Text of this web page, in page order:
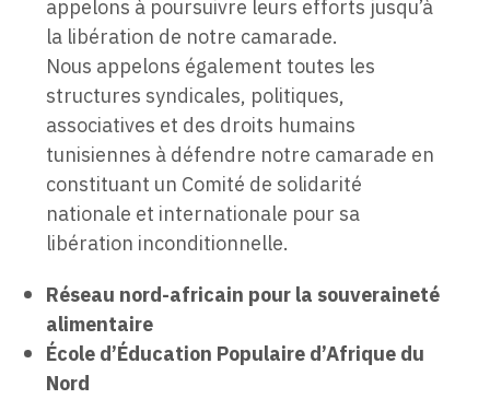
appelons à poursuivre leurs efforts jusqu’à
la libération de notre camarade.
Nous appelons également toutes les
structures syndicales, politiques,
associatives et des droits humains
tunisiennes à défendre notre camarade en
constituant un Comité de solidarité
nationale et internationale pour sa
libération inconditionnelle.
Réseau nord-africain pour la souveraineté
alimentaire
École d’Éducation Populaire d’Afrique du
Nord